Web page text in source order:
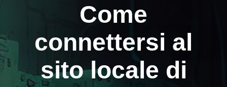
Come
connettersi al
sito locale di